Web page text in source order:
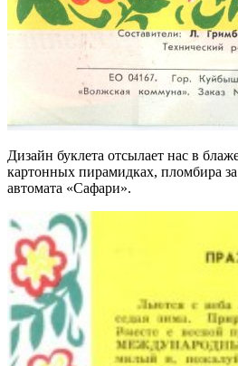
Дизайн буклета отсылает нас в
картонных пирамидках, пломбира
автомата «Сафари».